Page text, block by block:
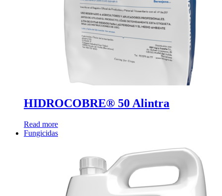
HIDROCOBRE® 50 Alintra
Read more
Fungicidas